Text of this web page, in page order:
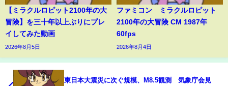
【ミラクルロピット2100年の大
冒険】を三十年以上ぶりにプレ
イしてみた動画
2026年8月5日
ファミコン ミラクルロピット
2100年の大冒険 CM 1987年
60fps
2026年8月4日
東日本大震災に次ぐ規模、M8.5観測 気象庁会見